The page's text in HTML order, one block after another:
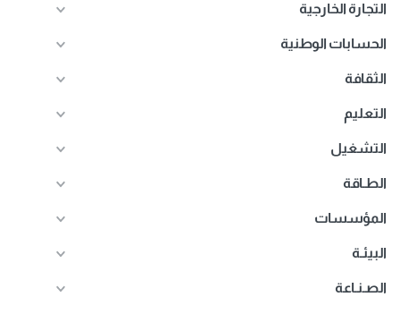
التجارة الخارجية
الحسابات الوطنية
الثقافة
التعليم
التشغيل
الطـاقة
المؤسسات
البيئـة
الصـنـاعة